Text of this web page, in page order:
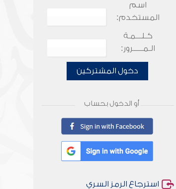
اسم
المستخدم:
كـلـــمـة
الـمـــــرور:
دخول المشتركين
أو الدخول بحساب
استرجاع الرمز السري